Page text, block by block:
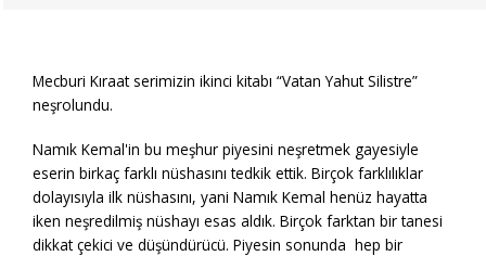
Mecburi Kıraat serimizin ikinci kitabı “Vatan Yahut Silistre”
neşrolundu.
Namık Kemal'in bu meşhur piyesini neşretmek gayesiyle
eserin birkaç farklı nüshasını tedkik ettik. Birçok farklılıklar
dolayısıyla ilk nüshasını, yani Namık Kemal henüz hayatta
iken neşredilmiş nüshayı esas aldık. Birçok farktan bir tanesi
dikkat çekici ve düşündürücü. Piyesin sonunda hep bir